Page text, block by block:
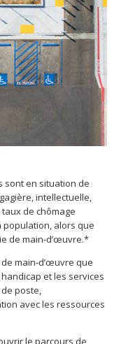
sont en situation de
intellectuelle,
de chômage
alors que
de main-d’œuvre.*
main-d’œuvre que
et les services
poste,
avec les ressources
le parcours de